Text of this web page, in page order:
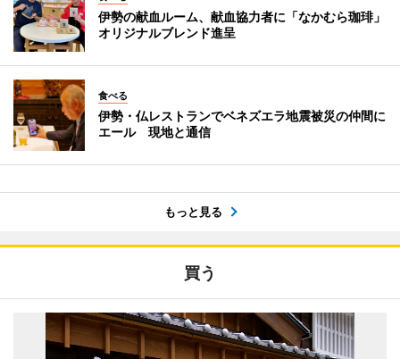
伊勢の献血ルーム、献血協力者に「なかむら珈琲」
オリジナルブレンド進呈
食べる
伊勢・仏レストランでベネズエラ地震被災の仲間に
エール 現地と通信
もっと見る
買う